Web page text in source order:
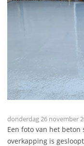
donderdag 26 november
Een foto van het beton
overkapping is